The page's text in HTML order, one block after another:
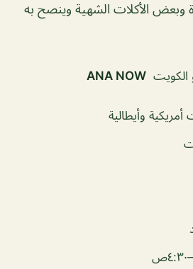
وبعض الأكلات الشهية وينصح به
الكويت ANA NOW
أمريكية وأيطالية